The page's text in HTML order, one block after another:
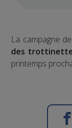
La campagne de
des
printemps